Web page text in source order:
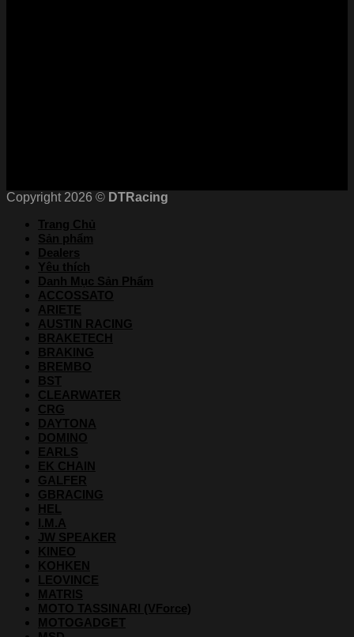
Copyright 2026 © DTRacing
Trang Chủ
Sản phẩm
Dealers
Yêu thích
Danh Mục Sản Phẩm
ACCOSSATO
ARIETE
AUSTIN RACING
BRAKETECH
BRAKING
BREMBO
BST
CLEARWATER
CRG
DAYTONA
DOMINO
EARLS
EK CHAIN
GALFER
GBRACING
HEL
I.M.A
JW SPEAKER
KINEO
KOHKEN
LEOVINCE
MATRIS
MOTO TASSINARI (VForce)
MOTOGADGET